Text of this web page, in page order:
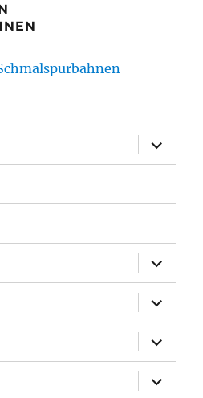
öffnen
öffnen
öffnen
öffnen
öffnen